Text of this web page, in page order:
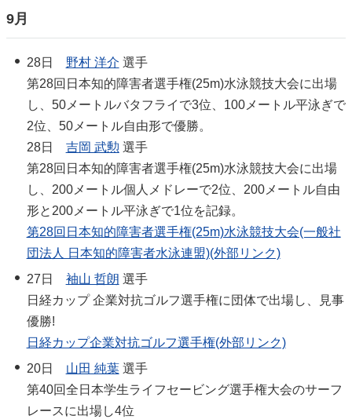
9月
28日 野村 洋介 選手
第28回日本知的障害者選手権(25m)水泳競技大会に出場
し、50メートルバタフライで3位、100メートル平泳ぎで
2位、50メートル自由形で優勝。
28日 吉岡 武勲 選手
第28回日本知的障害者選手権(25m)水泳競技大会に出場
し、200メートル個人メドレーで2位、200メートル自由
形と200メートル平泳ぎで1位を記録。
第28回日本知的障害者選手権(25m)水泳競技大会(一般社
団法人 日本知的障害者水泳連盟)(外部リンク)
27日 袖山 哲朗 選手
日経カップ 企業対抗ゴルフ選手権に団体で出場し、見事
優勝!
日経カップ企業対抗ゴルフ選手権(外部リンク)
20日 山田 純葉選手
第40回全日本学生ライフセービング選手権大会のサーフ
レースに出場し4位